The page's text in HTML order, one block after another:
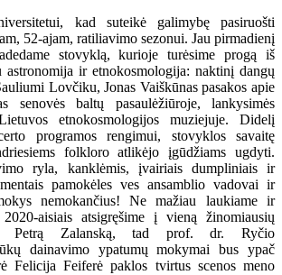
kad suteikė galimybę pasiruošti
52-ajam, ratiliavimo sezonui. Jau pirmadienį
stovyklą, kurioje turėsime progą iš
astronomija ir etnokosmologija: naktinį dangų
Lovčiku, Jonas Vaiškūnas pasakos apie
senovės baltų pasaulėžiūroje, lankysimės
etnokosmologijos muziejuje. Didelį
programos rengimui, stovyklos savaitę
folkloro atlikėjo įgūdžiams ugdyti.
ryla, kanklėmis, įvairiais dumpliniais ir
pamokėles ves ansamblio vadovai ir
nemokančius! Ne mažiau laukiame ir
aisiais atsigręšime į vieną žinomiausių
Petrą Zalanską, tad prof. dr. Ryčio
dainavimo ypatumų mokymai bus ypač
Felicija Feiferė paklos tvirtus scenos meno